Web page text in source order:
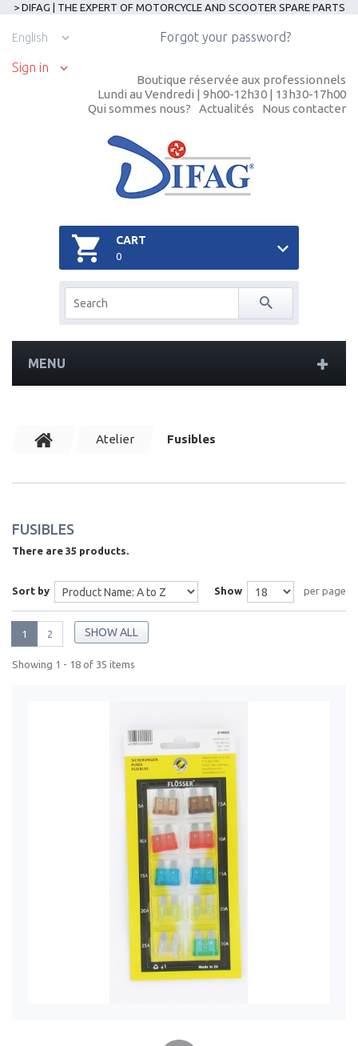
> DIFAG | THE EXPERT OF MOTORCYCLE AND SCOOTER SPARE PARTS
English
Sign in
Forgot your password?
Boutique réservée aux professionnels
Lundi au Vendredi | 9h00-12h30 | 13h30-17h00
Qui sommes nous?
Actualités Nous contacter
CART
0
MENU
Atelier Fusibles
FUSIBLES
There are 35 products.
Sort by Show per page
SHOW ALL
1 2
Showing 1 - 18 of 35 items